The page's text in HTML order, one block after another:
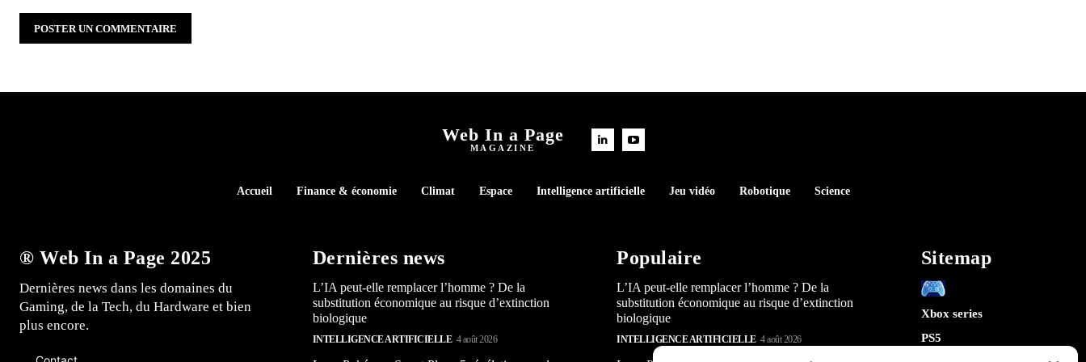
Web In a Page
MAGAZINE
Accueil Finance & économie Climat Espace Intelligence artificielle Jeu vidéo Robotique Science
® Web In a Page 2025
Dernières news dans les domaines du
Gaming, de la Tech, du Hardware et bien
plus encore.
Dernières news
L’IA peut-elle remplacer l’homme ? De la
substitution économique au risque d’extinction
biologique
INTELLIGENCE ARTIFICIELLE 4 août 2026
Populaire
L’IA peut-elle remplacer l’homme ? De la
substitution économique au risque d’extinction
biologique
INTELLIGENCE ARTIFICIELLE 4 août 2026
Sitemap
Xbox series
PS5